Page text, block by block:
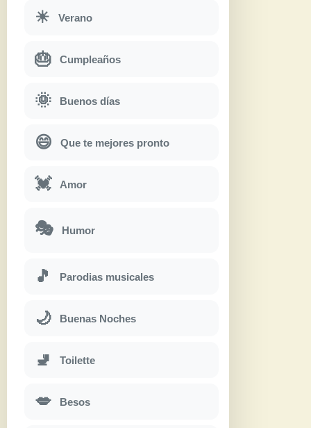
☀ Verano
🎂 Cumpleaños
🌞 Buenos días
😄 Que te mejores pronto
💓 Amor
🎭 Humor
🎵 Parodias musicales
🌙 Buenas Noches
🚽 Toilette
💋 Besos